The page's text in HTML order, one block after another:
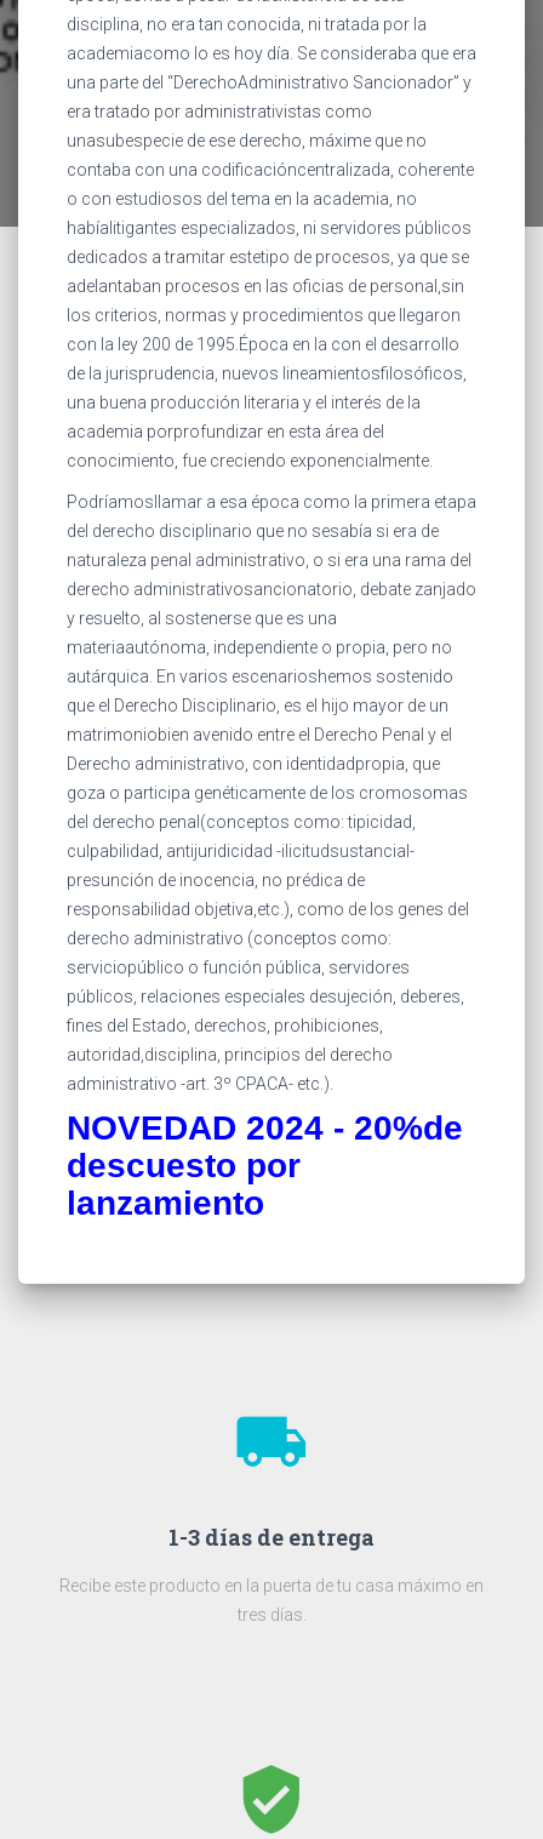
disciplina, no era tan conocida, ni tratada por la
academiacomo lo es hoy día. Se consideraba que era
una parte del “DerechoAdministrativo Sancionador” y
era tratado por administrativistas como
unasubespecie de ese derecho, máxime que no
contaba con una codificacióncentralizada, coherente
o con estudiosos del tema en la academia, no
habíalitigantes especializados, ni servidores públicos
dedicados a tramitar estetipo de procesos, ya que se
adelantaban procesos en las oficias de personal,sin
los criterios, normas y procedimientos que llegaron
con la ley 200 de 1995.Época en la con el desarrollo
de la jurisprudencia, nuevos lineamientosfilosóficos,
una buena producción literaria y el interés de la
academia porprofundizar en esta área del
conocimiento, fue creciendo exponencialmente.
Podríamosllamar a esa época como la primera etapa
del derecho disciplinario que no sesabía si era de
naturaleza penal administrativo, o si era una rama del
derecho administrativosancionatorio, debate zanjado
y resuelto, al sostenerse que es una
materiaautónoma, independiente o propia, pero no
autárquica. En varios escenarioshemos sostenido
que el Derecho Disciplinario, es el hijo mayor de un
matrimoniobien avenido entre el Derecho Penal y el
Derecho administrativo, con identidadpropia, que
goza o participa genéticamente de los cromosomas
del derecho penal(conceptos como: tipicidad,
culpabilidad, antijuridicidad -ilicitudsustancial-
presunción de inocencia, no prédica de
responsabilidad objetiva,etc.), como de los genes del
derecho administrativo (conceptos como:
serviciopúblico o función pública, servidores
públicos, relaciones especiales desujeción, deberes,
fines del Estado, derechos, prohibiciones,
autoridad,disciplina, principios del derecho
administrativo -art. 3º CPACA- etc.).
NOVEDAD 2024 - 20%de
descuesto por
lanzamiento
local_shipping
1-3 días de entrega
Recibe este producto en la puerta de tu casa máximo en
tres días.
verified_user